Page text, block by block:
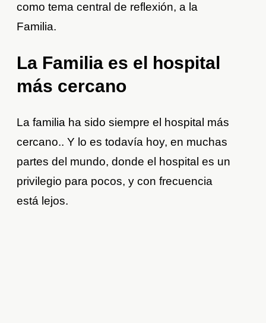
como tema central de reflexión, a la
Familia.
La Familia es el hospital
más cercano
La familia ha sido siempre el hospital más
cercano.. Y lo es todavía hoy, en muchas
partes del mundo, donde el hospital es un
privilegio para pocos, y con frecuencia
está lejos.